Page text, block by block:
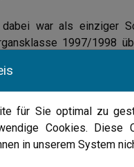
war als einziger
1997/1998
da er zwei Wochen
Zu allem Überfluss
widrigen Umstände
Trainerteam des SV Aegir
für Sie optimal zu
Cookies.
in unserem System